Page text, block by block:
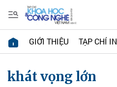
GIỚI THIỆU TẠP CHÍ IN
khát vọng lớn